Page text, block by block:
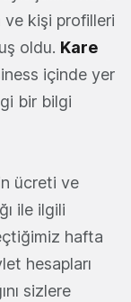
kişi profilleri
oldu. Kare
içinde yer
bir bilgi
ücreti ve
ile ilgili
hafta
hesapları
sizlere